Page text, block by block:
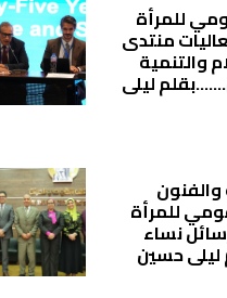
للمرأة
منتدى
والتنمية
ليلى
والفنون
للمرأة
نساء
ليلى حسين